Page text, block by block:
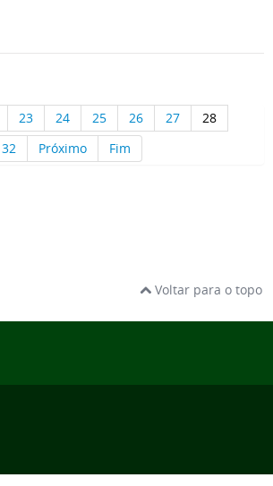
23 24 25 26 27
28
32 Próximo Fim
Voltar para o topo